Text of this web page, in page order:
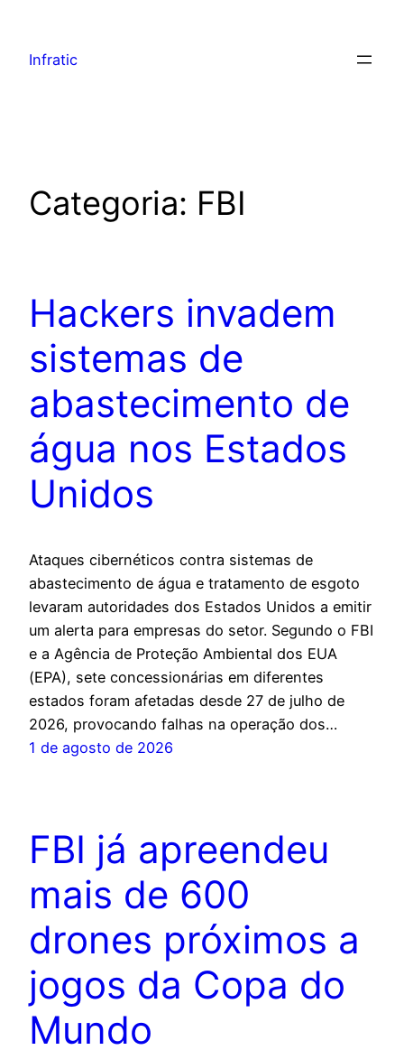
Infratic
Categoria: FBI
Hackers invadem
sistemas de
abastecimento de
água nos Estados
Unidos
Ataques cibernéticos contra sistemas de
abastecimento de água e tratamento de esgoto
levaram autoridades dos Estados Unidos a emitir
um alerta para empresas do setor. Segundo o FBI
e a Agência de Proteção Ambiental dos EUA
(EPA), sete concessionárias em diferentes
estados foram afetadas desde 27 de julho de
2026, provocando falhas na operação dos…
1 de agosto de 2026
FBI já apreendeu
mais de 600
drones próximos a
jogos da Copa do
Mundo